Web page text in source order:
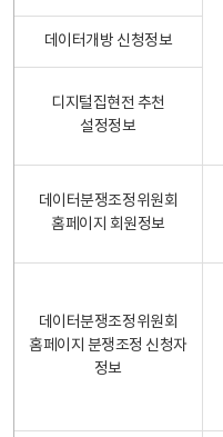
데이터개방 신청정보
디지털집현전 추천
설정정보
데이터분쟁조정위원회
홈페이지 회원정보
데이터분쟁조정위원회
홈페이지 분쟁조정 신청자
정보